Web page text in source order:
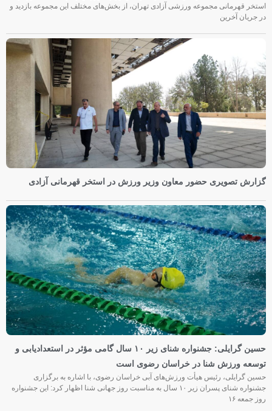
استخر قهرمانی مجموعه ورزشی آزادی تهران، از بخش‌های مختلف این مجموعه بازدید و
در جریان آخرین
گزارش تصویری حضور معاون وزیر ورزش در استخر قهرمانی آزادی
حسین گرایلی: جشنواره شنای زیر ۱۰ سال گامی مؤثر در استعدادیابی و
توسعه ورزش شنا در خراسان رضوی است
حسین گرایلی، رئیس هیأت ورزش‌های آبی خراسان رضوی، با اشاره به برگزاری
جشنواره شنای پسران زیر ۱۰ سال به مناسبت روز جهانی شنا اظهار کرد: این جشنواره
روز جمعه‌ ۱۶